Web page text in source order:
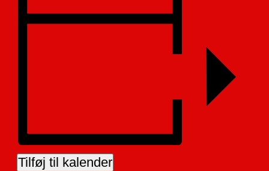
Tilføj til kalender